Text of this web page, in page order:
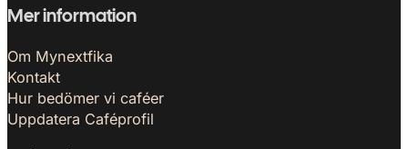
Mer information
Om Mynextfika
Kontakt
Hur bedömer vi caféer
Uppdatera Caféprofil